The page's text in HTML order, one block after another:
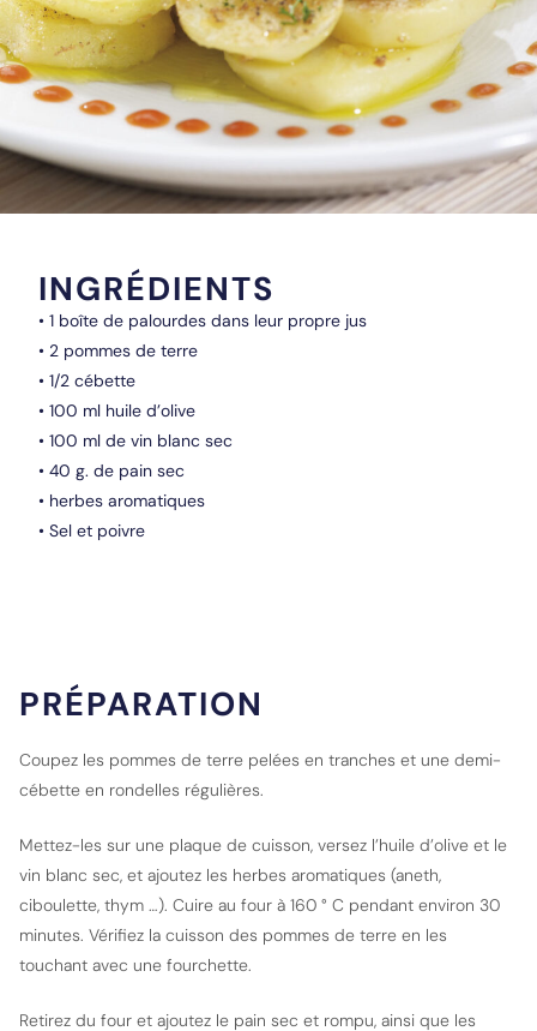
INGRÉDIENTS
• 1 boîte de palourdes dans leur propre jus
• 2 pommes de terre
• 1/2 cébette
• 100 ml huile d’olive
• 100 ml de vin blanc sec
• 40 g. de pain sec
• herbes aromatiques
• Sel et poivre
PRÉPARATION
Coupez les pommes de terre pelées en tranches et une demi-
cébette en rondelles régulières.
Mettez-les sur une plaque de cuisson, versez l’huile d’olive et le
vin blanc sec, et ajoutez les herbes aromatiques (aneth,
ciboulette, thym …). Cuire au four à 160 ° C pendant environ 30
minutes. Vérifiez la cuisson des pommes de terre en les
touchant avec une fourchette.
Retirez du four et ajoutez le pain sec et rompu, ainsi que les